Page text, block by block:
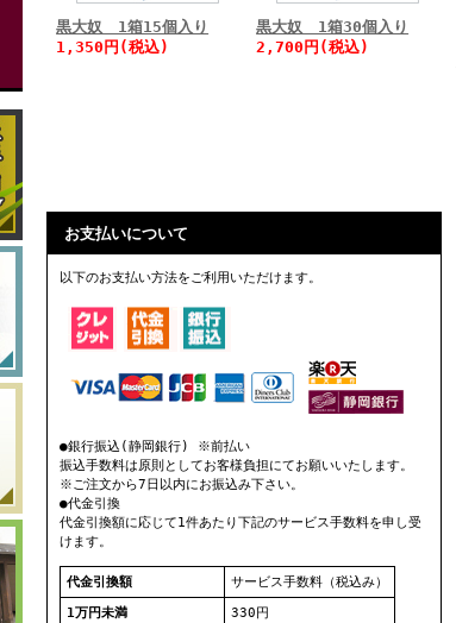
黒大奴 1箱15個入り
1,350円(税込)
黒大奴 1箱30個入り
2,700円(税込)
お支払いについて
以下のお支払い方法をご利用いただけます。
●銀行振込(静岡銀行) ※前払い
振込手数料は原則としてお客様負担にてお願いいたします。
※ご注文から7日以内にお振込み下さい。
●代金引換
代金引換額に応じて1件あたり下記のサービス手数料を申し受
けます。
代金引換額
サービス手数料（税込み）
1万円未満
330円